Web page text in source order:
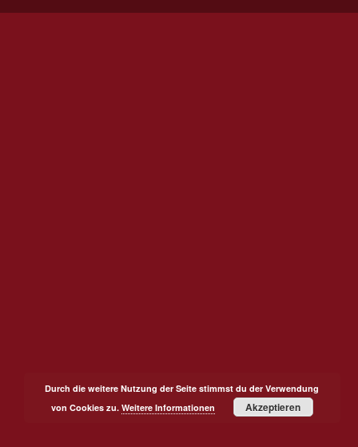
Durch die weitere Nutzung der Seite stimmst du der Verwendung
von Cookies zu. Weitere Informationen Akzeptieren